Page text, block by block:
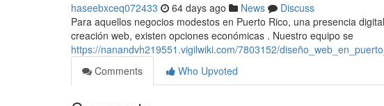
haseebxceq072433 64 days ago News
Discuss
Para aquellos negocios modestos en Puerto Rico, una presencia
creación web, existen opciones económicas . Nuestro equipo se
https://nanandvh219551.vigilwiki.com/7803152/
Comments
Who Upvoted